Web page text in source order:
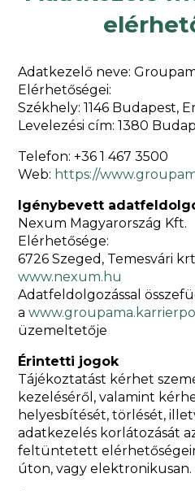
Adatkezelő neve:
Elérhetőségei:
Székhely: 1146 Budapest,
Levelezési cím: 1380
Telefon: +36 1 467 3500
Web: https://
Igénybevett
Nexum Magyarország Kft.
Elérhetősége:
6726 Szeged, Temesvári
www.nexum.hu
Adatfeldolgozással
a
üzemeltetője
Érintetti jogok
Tájékoztatást kérhet
kezeléséről, valamint
helyesbítését, törlését,
adatkezelés korlátozását
feltüntetett
úton, vagy elektronikusan.